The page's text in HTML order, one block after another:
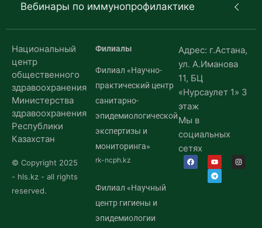
Вебинары по иммунопрофилактике
Национальный
центр
общественного
здравоохранения
Министерства
здравоохранения
Республики
Казахстан
© Copyright 2025
- hls.kz - all rights
reserved.
Филиалы
Филиал «Научно-
практический центр
санитарно-
эпидемиологической
экспертизы и
мониторинга»
rk-ncph.kz
Филиал «Научный
центр гигиены и
эпидемиологии
Адрес: г.Астана,
ул. А.Иманова
11, БЦ
«Нурсаулет 1» 3
этаж
Мы в
социальных
сетях